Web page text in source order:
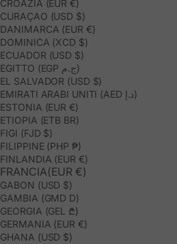
CROAZIA (EUR €)
CURAÇAO (USD $)
DANIMARCA (EUR €)
DOMINICA (XCD $)
ECUADOR (USD $)
EGITTO (EGP ج.م)
EL SALVADOR (USD $)
EMIRATI ARABI UNITI (AED د.إ)
ESTONIA (EUR €)
ETIOPIA (ETB BR)
FIGI (FJD $)
FILIPPINE (PHP ₱)
FINLANDIA (EUR €)
FRANCIA(EUR €)
GABON (USD $)
GAMBIA (GMD D)
GEORGIA (GEL ₾)
GERMANIA (EUR €)
GHANA (USD $)